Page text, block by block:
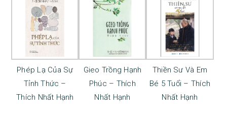
Phép Lạ Của Sự
Tỉnh Thức –
Thích Nhất Hạnh
Gieo Trồng Hạnh
Phúc – Thích
Nhất Hạnh
Thiền Sư Và Em
Bé 5 Tuổi – Thích
Nhất Hạnh